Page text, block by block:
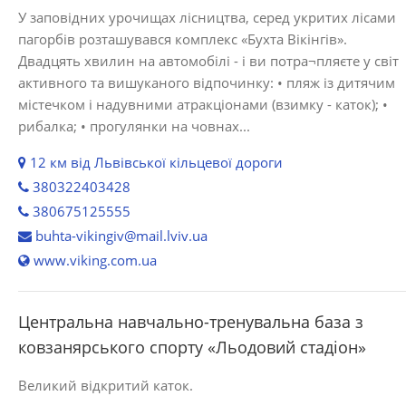
У заповідних урочищах лісництва, серед укритих лісами
пагорбів розташувався комплекс «Бухта Вікінгів».
Двадцять хвилин на автомобілі - і ви потра¬пляєте у світ
активного та вишуканого відпочинку: • пляж із дитячим
містечком і надувними атракціонами (взимку - каток); •
рибалка; • прогулянки на човнах...
12 км від Львівської кільцевої дороги
380322403428
380675125555
buhta-vikingiv@mail.lviv.ua
www.viking.com.ua
Центральна навчально-тренувальна база з
ковзанярського спорту «Льодовий стадіон»
Великий відкритий каток.